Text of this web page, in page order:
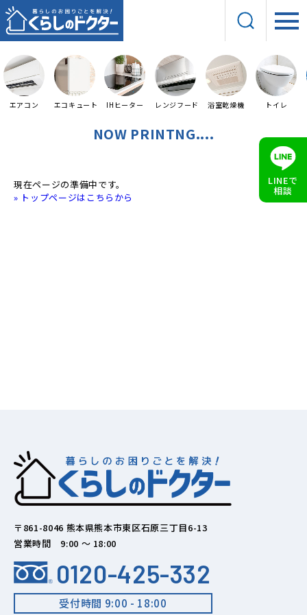
エアコン エコキュート IHヒーター レンジフード 浴室乾燥機 トイレ
NOW PRINTNG....
現在ページの準備中です。
» トップページはこちらから
〒861-8046 熊本県熊本市東区石原三丁目6-13
営業時間 9:00 ～ 18:00
0120-425-332
受付時間 9:00 - 18:00
LINEで
相談